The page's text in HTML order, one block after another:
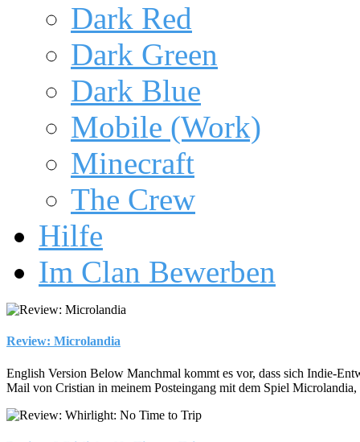
Dark Red
Dark Green
Dark Blue
Mobile (Work)
Minecraft
The Crew
Hilfe
Im Clan Bewerben
Review: Microlandia
English Version Below Manchmal kommt es vor, dass sich Indie-
Mail von Cristian in meinem Posteingang mit dem Spiel